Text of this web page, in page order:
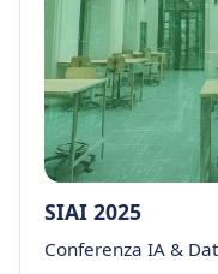
SIAI 2025
Conferenza IA &